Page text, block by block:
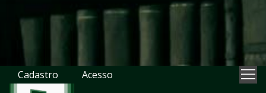
Cadastro Acesso